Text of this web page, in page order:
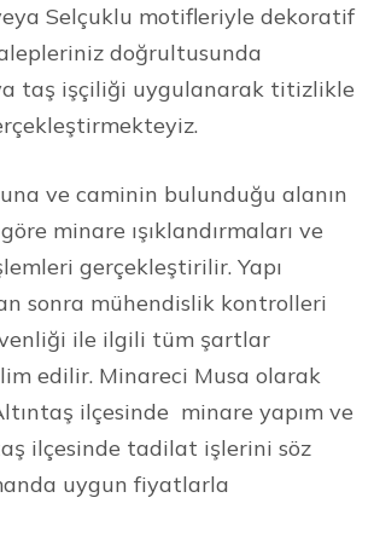
Selçuklu motifleriyle dekoratif
doğrultusunda
taş işçiliği uygulanarak titizlikle
ve caminin bulunduğu alanın
minare ışıklandırmaları ve
gerçekleştirilir. Yapı
sonra mühendislik kontrolleri
ile ilgili tüm şartlar
edilir. Minareci Musa olarak
ilçesinde minare yapım ve
ilçesinde tadilat işlerini söz
uygun fiyatlarla